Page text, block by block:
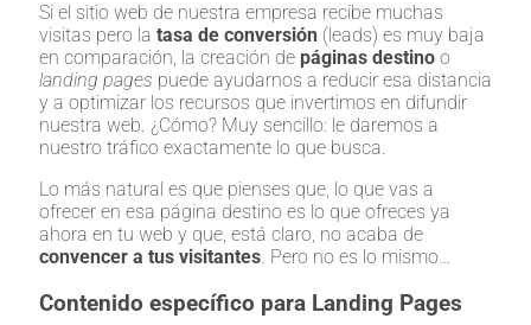
Si el sitio web de nuestra empresa recibe muchas
visitas pero la tasa de conversión (leads) es muy baja
en comparación, la creación de páginas destino o
landing pages puede ayudarnos a reducir esa distancia
y a optimizar los recursos que invertimos en difundir
nuestra web. ¿Cómo? Muy sencillo: le daremos a
nuestro tráfico exactamente lo que busca.
Lo más natural es que pienses que, lo que vas a
ofrecer en esa página destino es lo que ofreces ya
ahora en tu web y que, está claro, no acaba de
convencer a tus visitantes. Pero no es lo mismo…
Contenido específico para Landing Pages